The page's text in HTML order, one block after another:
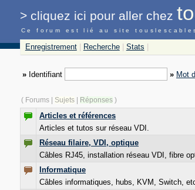
> cliquez ici pour aller chez
Ce forum est lié au site
Enregistrement Recherche Stats
» Identifiant » Mot
( Forums | Sujets Réponses )
Articles et références
Articles et tutos sur réseau VDI.
Réseau filaire, VDI, optique
Câbles RJ45, installation réseau VDI, fibre
Informatique
Câbles informatiques, hubs, KVM, Switch,